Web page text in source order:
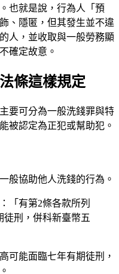
也就是說，行為人「預
、隱匿，但其發生並不違
人，並收取與一般勞務顯
確定故意。
條這樣規定
要可分為一般洗錢罪與特
被認定為正犯或幫助犯。
般協助他人洗錢的行為。
「有第2條各款所列
刑，併科新臺幣五
可能面臨七年有期徒刑，